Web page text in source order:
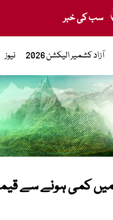
سب کی خبر
آزاد کشمیر الیکشن 2026 نیوز
میں کمی ہونے سے